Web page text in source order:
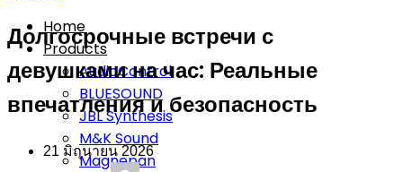
Home
Products
AudioControl
BLUESOUND
JBL Synthesis
M&K Sound
Magnepan
Долгосрочные встречи с
девушками на час: Реальные
впечатления и безопасность
21 มิถุนายน 2026